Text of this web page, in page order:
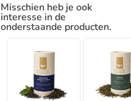
Misschien heb je ook
interesse in de
onderstaande producten.